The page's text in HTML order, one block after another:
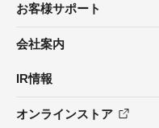
お客様サポート
会社案内
IR情報
オンラインストア